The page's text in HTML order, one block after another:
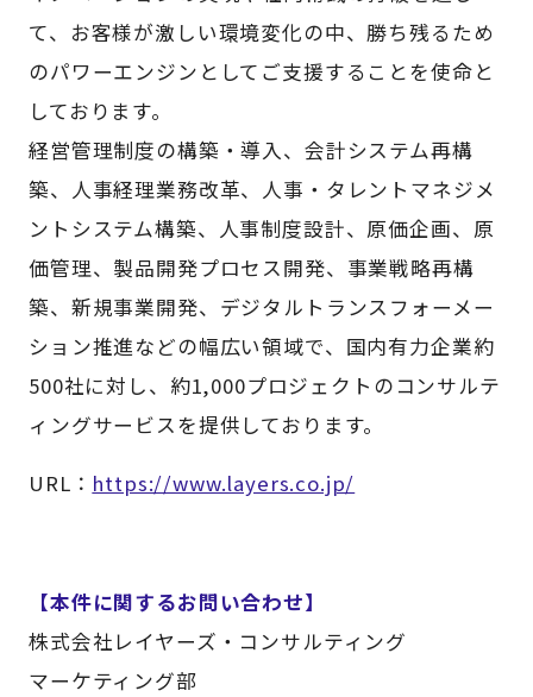
て、お客様が激しい環境変化の中、勝ち残るため
のパワーエンジンとしてご支援することを使命と
しております。
経営管理制度の構築・導入、会計システム再構
築、人事経理業務改革、人事・タレントマネジメ
ントシステム構築、人事制度設計、原価企画、原
価管理、製品開発プロセス開発、事業戦略再構
築、新規事業開発、デジタルトランスフォーメー
ション推進などの幅広い領域で、国内有力企業約
500社に対し、約1,000プロジェクトのコンサルテ
ィングサービスを提供しております。
URL： https://www.layers.co.jp/
【本件に関するお問い合わせ】
株式会社レイヤーズ・コンサルティング
マーケティング部